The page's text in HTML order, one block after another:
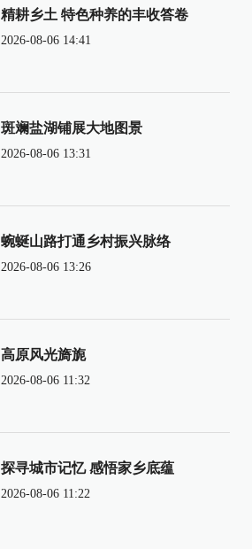
精耕乡土 特色种养的丰收答卷
2026-08-06 14:41
斑斓盐湖铺展大地图景
2026-08-06 13:31
蜿蜒山路打通乡村振兴脉络
2026-08-06 13:26
高原风光旖旎
2026-08-06 11:32
探寻城市记忆 感悟家乡底蕴
2026-08-06 11:22